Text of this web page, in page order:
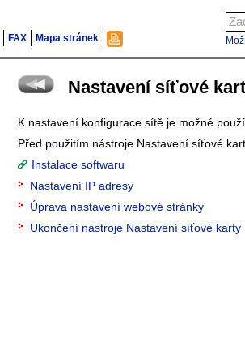
FAX Mapa stránek
Nastavení síťové
K nastavení konfigurace sítě je možné
Před použitím nástroje Nastavení síťové
Instalace softwaru
Nastavení IP adresy
Úprava nastavení webové stránky
Ukončení nástroje Nastavení síťové karty